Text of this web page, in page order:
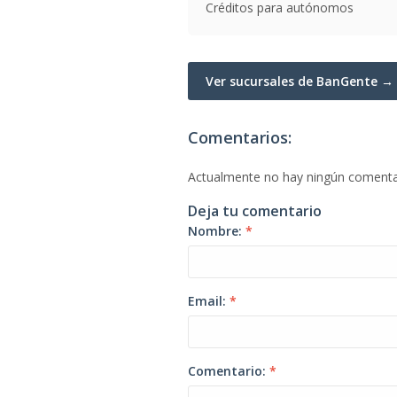
Créditos para autónomos
Ver sucursales de BanGente →
Comentarios:
Actualmente no hay ningún
Deja tu comentario
Nombre: *
Email: *
Comentario: *